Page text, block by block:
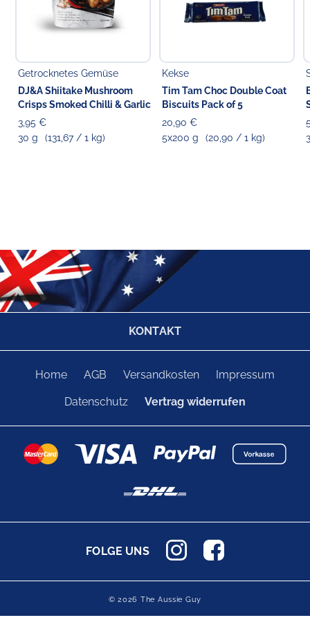
Getrocknetes Gemüse
DJ&A Shiitake Mushroom
Crisps Smoked Chilli & Garlic
3,95 €
30 g
(131,67 / 1 kg)
Kekse
Tim Tam Choc Double Coat
Biscuits Pack of 5
20,90 €
5x200 g
(20,90 / 1 kg)
KONTAKT
Home AGB Versandkosten Impressum
Datenschutz Vertrag widerrufen
FOLGE UNS
© 2026 The Aussie Guy